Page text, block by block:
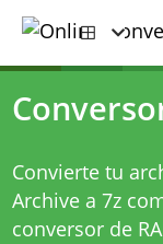
Convierte tu
Archive a 7z
conversor de